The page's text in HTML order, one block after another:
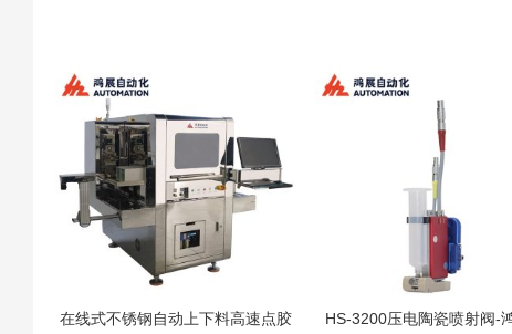
在线式不锈钢自动上下料高速点胶
HS-3200压电陶瓷喷射阀-